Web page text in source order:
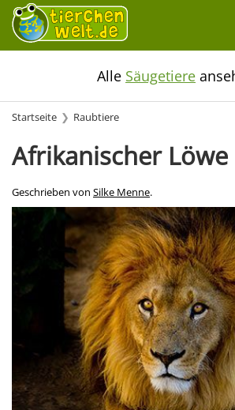
Alle Säugetiere
Startseite Raubtiere
Afrikanischer Löwe
Geschrieben von Silke Menne.